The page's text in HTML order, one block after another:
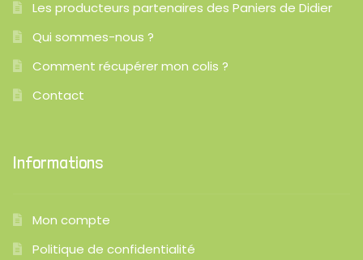
Les producteurs partenaires des Paniers de Didier
Qui sommes-nous ?
Comment récupérer mon colis ?
Contact
Informations
Mon compte
Politique de confidentialité